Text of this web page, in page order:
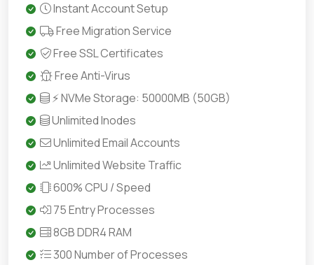
Instant Account Setup
Free Migration Service
Free SSL Certificates
Free Anti-Virus
⚡ NVMe Storage: 50000MB (50GB)
Unlimited Inodes
Unlimited Email Accounts
Unlimited Website Traffic
600% CPU / Speed
75 Entry Processes
8GB DDR4 RAM
300 Number of Processes